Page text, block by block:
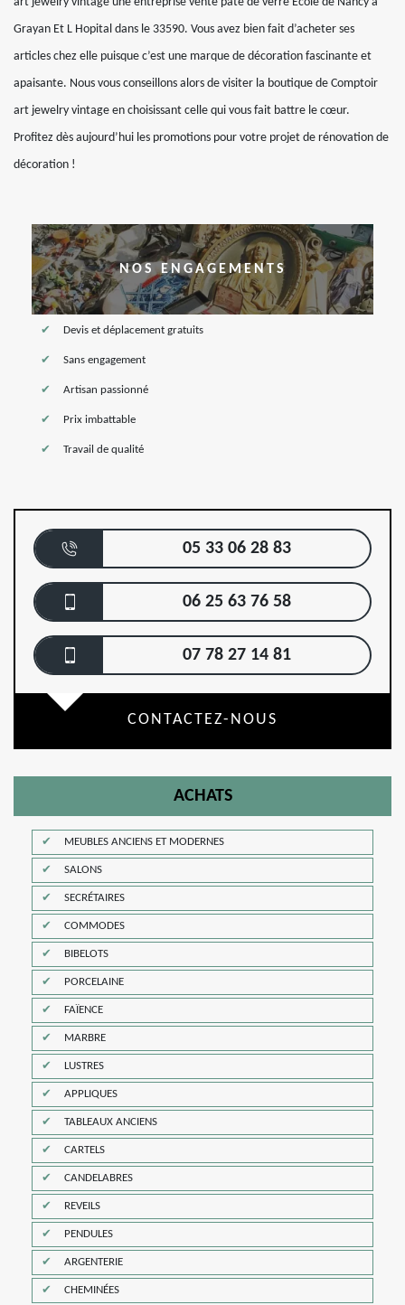
Grayan Et L Hopital dans le 33590. Vous avez bien fait d’acheter ses
articles chez elle puisque c’est une marque de décoration fascinante et
apaisante. Nous vous conseillons alors de visiter la boutique de Comptoir
art jewelry vintage en choisissant celle qui vous fait battre le cœur.
Profitez dès aujourd’hui les promotions pour votre projet de rénovation de
décoration !
NOS ENGAGEMENTS
Devis et déplacement gratuits
Sans engagement
Artisan passionné
Prix imbattable
Travail de qualité
05 33 06 28 83
06 25 63 76 58
07 78 27 14 81
CONTACTEZ-NOUS
ACHATS
MEUBLES ANCIENS ET MODERNES
SALONS
SECRÉTAIRES
COMMODES
BIBELOTS
PORCELAINE
FAÏENCE
MARBRE
LUSTRES
APPLIQUES
TABLEAUX ANCIENS
CARTELS
CANDELABRES
REVEILS
PENDULES
ARGENTERIE
CHEMINÉES